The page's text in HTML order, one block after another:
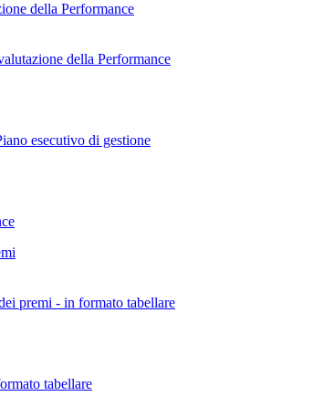
della Performance
della Performance
esecutivo di gestione
premi - in formato tabellare
tabellare